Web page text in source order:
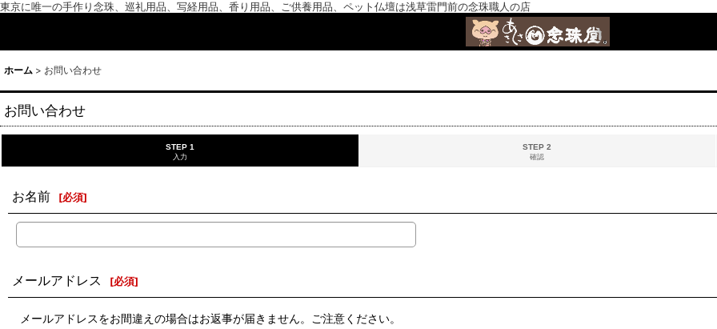
東京に唯一の手作り念珠、巡礼用品、写経用品、香り用品、ご供養用品、ペット仏壇は浅草雷門前の念珠職人の店
ホーム > お問い合わせ
お問い合わせ
STEP 1
入力
STEP 2
確認
お名前 [必須]
メールアドレス [必須]
メールアドレスをお間違えの場合はお返事が届きません。ご注意ください。